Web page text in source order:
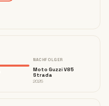
NACHFOLGER
Moto Guzzi V85
Strada
2025